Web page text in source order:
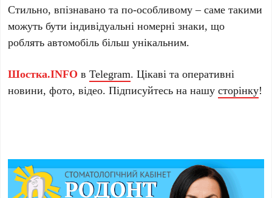
Стильно, впізнавано та по-особливому – саме такими
можуть бути індивідуальні номерні знаки, що
роблять автомобіль більш унікальним.
Шостка.INFO вTelegram. Цікаві та оперативні
новини, фото, відео. Підписуйтесь на нашусторінку!